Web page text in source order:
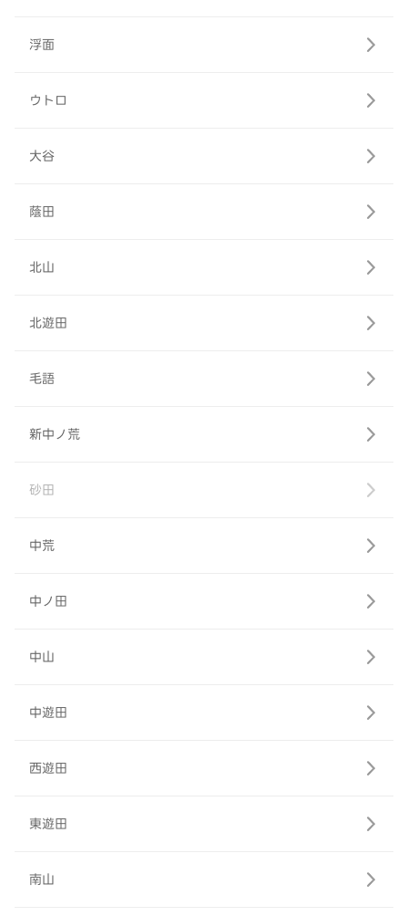
浮面
ウトロ
大谷
蔭田
北山
北遊田
毛語
新中ノ荒
砂田
中荒
中ノ田
中山
中遊田
西遊田
東遊田
南山